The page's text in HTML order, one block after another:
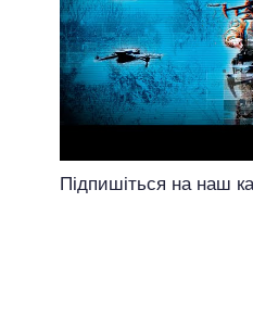
Підпишіться на наш